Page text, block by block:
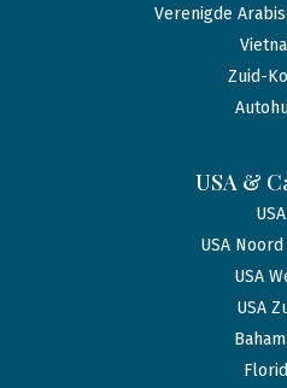
Verenigde
Zuid-
USA &
USA
USA
USA
USA